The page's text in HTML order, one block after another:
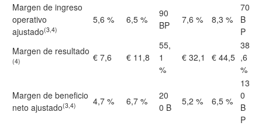
Margen de ingreso
operativo
ajustado(3,4)
5,6 % 6,5 %
90
BP
7,6 % 8,3 %
70
B
P
Margen de resultado
(4) € 7,6 € 11,8
55,
1
%
€ 32,1 € 44,5
38
,6
%
Margen de beneficio
neto ajustado(3,4) 4,7 % 6,7 %
20
0 B
5,2 % 6,5 %
13
0
B
P